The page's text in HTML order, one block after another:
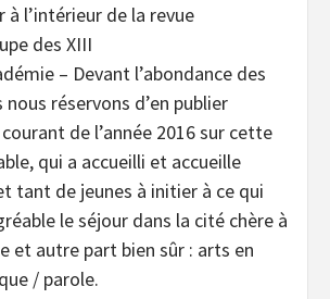
à l’intérieur de la revue
des XIII
– Devant l’abondance des
réservons d’en publier
de l’année 2016 sur cette
qui a accueilli et accueille
tant de jeunes à initier à ce qui
le séjour dans la cité chère à
et autre part bien sûr : arts en
/ parole.